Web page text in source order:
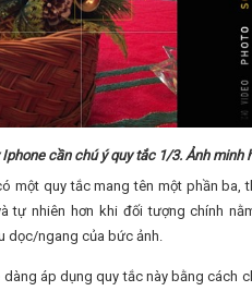
cần chú ý quy tắc 1/3. Ảnh minh
một quy tắc mang tên một phần ba,
tự nhiên hơn khi đối tượng chính
dọc/ngang của bức ảnh.
dàng áp dụng quy tắc này bằng cách